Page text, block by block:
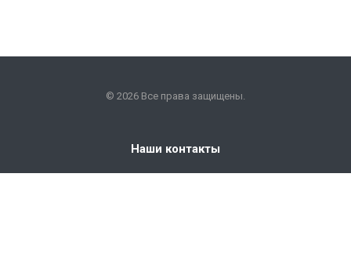
© 2026 Все права защищены.
Наши контакты